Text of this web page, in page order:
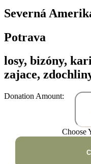
Severná
Potrava
losy, bizóny,
zajace,
Donation Amount:
Choose